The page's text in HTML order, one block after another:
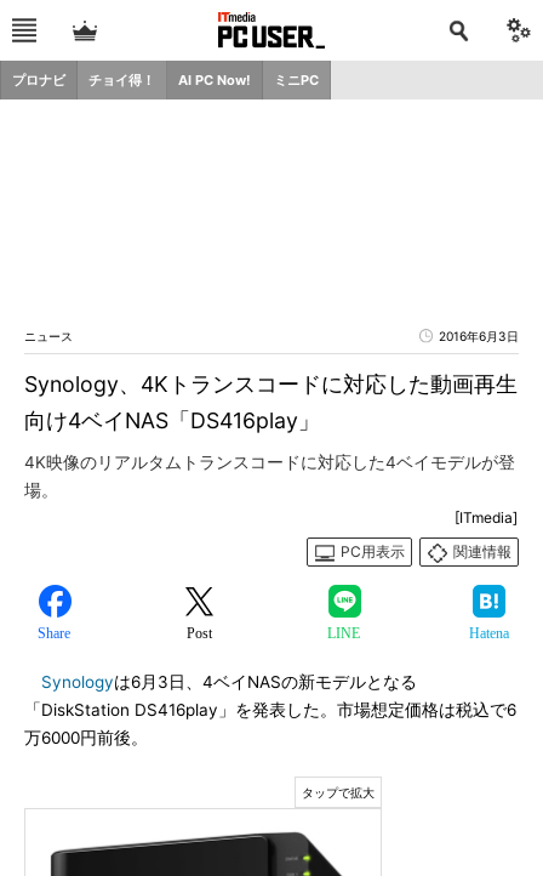
プロナビ チョイ得！ AI PC Now! ミニPC
ニュース 2016年6月3日
Synology、4Kトランスコードに対応した動画再生
向け4ベイNAS「DS416play」
4K映像のリアルタムトランスコードに対応した4ベイモデルが登
場。
[ITmedia]
PC用表示
関連情報
Share Post LINE Hatena
Synologyは6月3日、4ベイNASの新モデルとなる
「DiskStation DS416play」を発表した。市場想定価格は税込で6
万6000円前後。